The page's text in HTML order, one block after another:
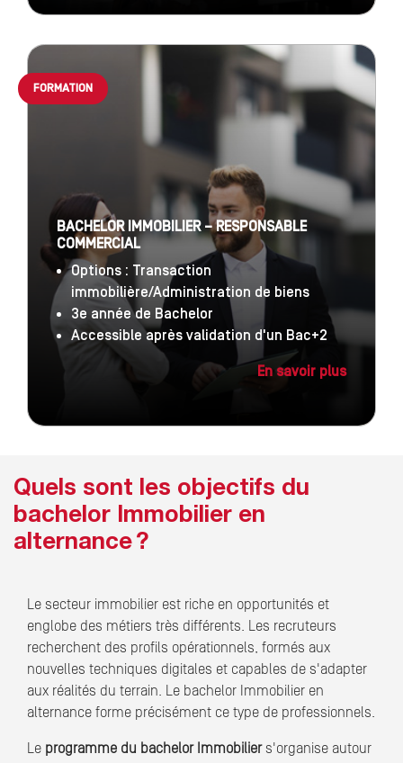
BACHELOR IMMOBILIER – RESPONSABLE
COMMERCIAL
Options : Transaction
immobilière/Administration de biens
3e année de Bachelor
Accessible après validation d'un Bac+2
En savoir plus
FORMATION
Quels sont les objectifs du
bachelor Immobilier en
alternance ?
Le secteur immobilier est riche en opportunités et
englobe des métiers très différents. Les recruteurs
recherchent des profils opérationnels, formés aux
nouvelles techniques digitales et capables de s'adapter
aux réalités du terrain. Le bachelor Immobilier en
alternance forme précisément ce type de professionnels.
Le programme du bachelor Immobiliers'organise autour